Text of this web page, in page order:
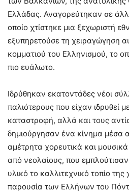
Ελλάδας. Αναγορεύτηκαν σε
οποίο χτίστηκε μια ξεχωριστή
εξυπηρετούσε τη χειραγώγηση
κομματιού του Ελληνισμού, το
πιο ευάλωτο.
Ιδρύθηκαν εκατοντάδες νέοι
παλιότερους που είχαν ιδρυθεί
καταστροφή, αλλά και τους
δημιούργησαν ένα κίνημα μέσα
αμέτρητα χορευτικά και
από νεολαίους, που
υλικό το καλλιτεχνικό τοπίο
παρουσία των Ελλήνων του